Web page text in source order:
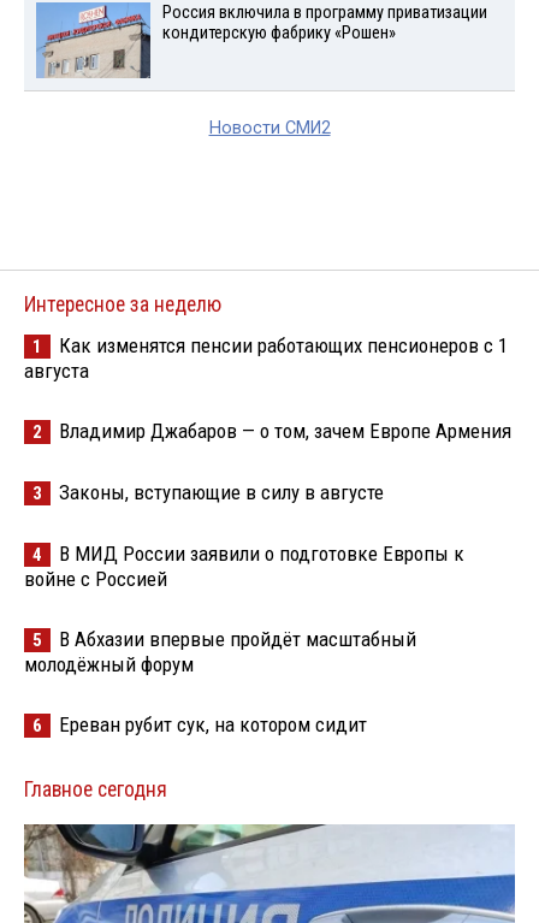
Россия включила в программу приватизации
кондитерскую фабрику «Рошен»
Новости СМИ2
Интересное за неделю
1
Как изменятся пенсии работающих пенсионеров с 1
августа
2 Владимир Джабаров — о том, зачем Европе Армения
3 Законы, вступающие в силу в августе
4
В МИД России заявили о подготовке Европы к
войне с Россией
5
В Абхазии впервые пройдёт масштабный
молодёжный форум
6 Ереван рубит сук, на котором сидит
Главное сегодня